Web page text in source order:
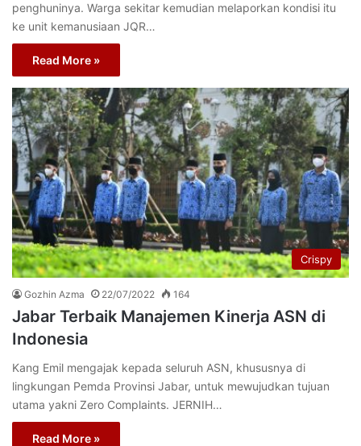
penghuninya. Warga sekitar kemudian melaporkan kondisi itu
ke unit kemanusiaan JQR…
Read More »
Crispy
Gozhin Azma 22/07/2022 164
Jabar Terbaik Manajemen Kinerja ASN di
Indonesia
Kang Emil mengajak kepada seluruh ASN, khususnya di
lingkungan Pemda Provinsi Jabar, untuk mewujudkan tujuan
utama yakni Zero Complaints. JERNIH…
Read More »